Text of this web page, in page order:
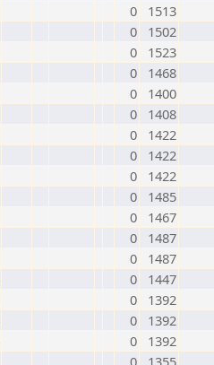
0
1513
0
1502
0
1523
0
1468
0
1400
0
1408
0
1422
0
1422
0
1422
0
1485
0
1467
0
1487
0
1487
0
1447
0
1392
0
1392
0
1392
0
1355